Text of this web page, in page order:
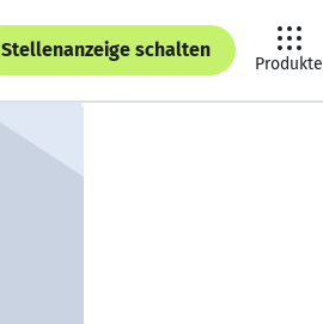
Stellenanzeige schalten
Produkte